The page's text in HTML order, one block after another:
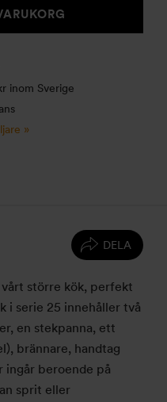
inom Sverige
»
DELA
vårt större kök, perfekt
i serie 25 innehåller två
en stekpanna, ett
brännare, handtag
ingår beroende på
sprit eller